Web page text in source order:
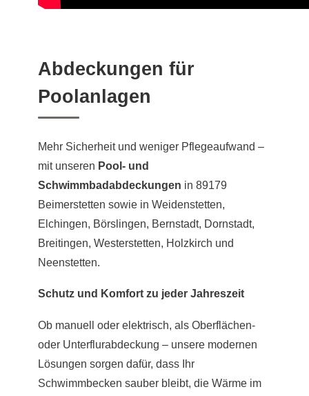
Abdeckungen für
Poolanlagen
Mehr Sicherheit und weniger Pflegeaufwand –
mit unseren Pool- und
Schwimmbadabdeckungen in 89179
Beimerstetten sowie in Weidenstetten,
Elchingen, Börslingen, Bernstadt, Dornstadt,
Breitingen, Westerstetten, Holzkirch und
Neenstetten.
Schutz und Komfort zu jeder Jahreszeit
Ob manuell oder elektrisch, als Oberflächen-
oder Unterflurabdeckung – unsere modernen
Lösungen sorgen dafür, dass Ihr
Schwimmbecken sauber bleibt, die Wärme im